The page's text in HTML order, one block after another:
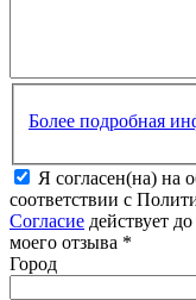
Более подробная
Я согласен(на) на
соответствии с
Согласие действует
моего отзыва *
Город